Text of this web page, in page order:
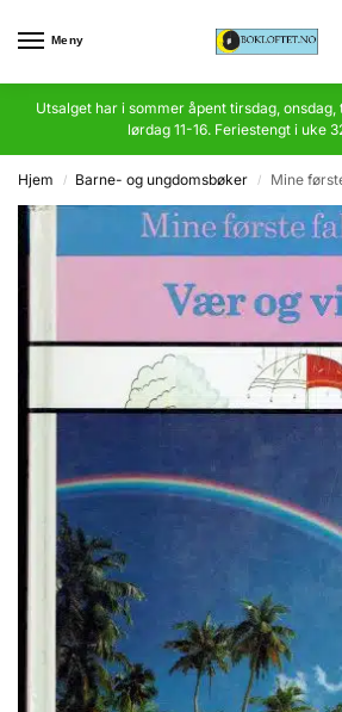
Meny
Utsalget har i sommer åpent tirsdag, onsdag,
lørdag 11-16. Feriestengt i uke
Hjem / Barne- og ungdomsbøker / Mine